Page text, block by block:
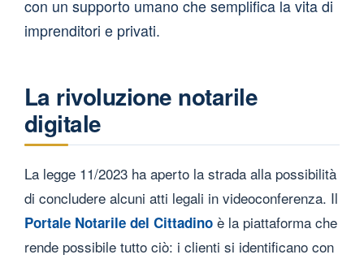
con un supporto umano che semplifica la vita di
imprenditori e privati.
La rivoluzione notarile
digitale
La legge 11/2023 ha aperto la strada alla possibilità
di concludere alcuni atti legali in videoconferenza. Il
Portale Notarile del Cittadino è la piattaforma che
rende possibile tutto ciò: i clienti si identificano con